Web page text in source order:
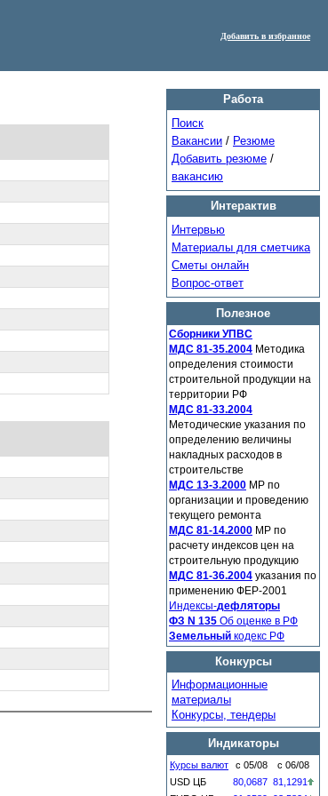
Добавить в избранное
Работа
Поиск
Вакансии / Резюме
Добавить резюме /
вакансию
Интерактив
Интервью
Материалы для сметчика
Сметы онлайн
Вопрос-ответ
Полезное
Сборники УПВС
МДС 81-35.2004 Методика
определения стоимости
строительной продукции на
территории РФ
МДС 81-33.2004
Методические указания по
определению величины
накладных расходов в
строительстве
МДС 13-3.2000 МР по
организации и проведению
текущего ремонта
МДС 81-14.2000 МР по
расчету индексов цен на
строительную продукцию
МДС 81-36.2004 указания по
применению ФЕР-2001
Индексы-дефляторы
ФЗ N 135 Об оценке в РФ
Земельный кодекс РФ
Конкурсы
Информационные
материалы
Конкурсы, тендеры
Индикаторы
Курсы валют с 05/08
с 06/08
USD ЦБ
80,0687 81,1291